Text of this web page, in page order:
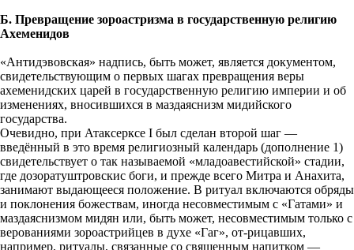
Б. Превращение зороастризма в государственную религию
Ахеменидов
«Антидэвовская» надпись, быть может, является документом,
свидетельствующим о первых шагах превращения веры
ахеменидских царей в государственную религию империи и об
изменениях, вносившихся в маздаяснизм мидийского
государства.
Очевидно, при Атаксерксе I был сделан второй шаг —
введённый в это время религиозный календарь (дополнение 1)
свидетельствует о так называемой «младоавестийской» стадии,
где дозоратуштровскис боги, и прежде всего Митра и Анахита,
занимают выдающееся положение. В ритуал включаются обряды
и поклонения божествам, иногда несовместимым с «Гатами» и
маздаяснизмом мидян или, быть может, несовместимым только с
верованиями зороастрийцев в духе «Гаг», от-рицавших,
например, ритуалы, связанные со священным напитком —